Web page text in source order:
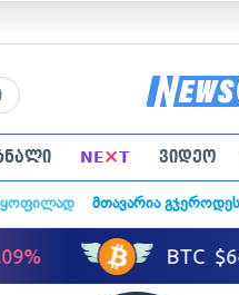
NE×T ვიდეო
მთავარია გჯეროდეს